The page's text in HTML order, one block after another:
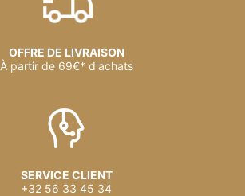
OFFRE DE LIVRAISON
À partir de 69€* d'achats
SERVICE CLIENT
+32 56 33 45 34